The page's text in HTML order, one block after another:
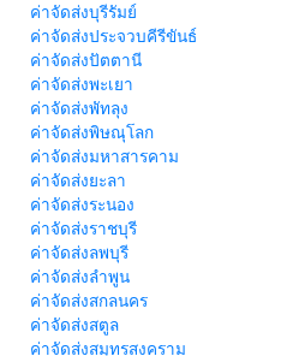
ค่าจัดส่งบุรีรัมย์
ค่าจัดส่งประจวบคีรีขันธ์
ค่าจัดส่งปัตตานี
ค่าจัดส่งพะเยา
ค่าจัดส่งพัทลุง
ค่าจัดส่งพิษณุโลก
ค่าจัดส่งมหาสารคาม
ค่าจัดส่งยะลา
ค่าจัดส่งระนอง
ค่าจัดส่งราชบุรี
ค่าจัดส่งลพบุรี
ค่าจัดส่งลำพูน
ค่าจัดส่งสกลนคร
ค่าจัดส่งสตูล
ค่าจัดส่งสมุทรสงคราม